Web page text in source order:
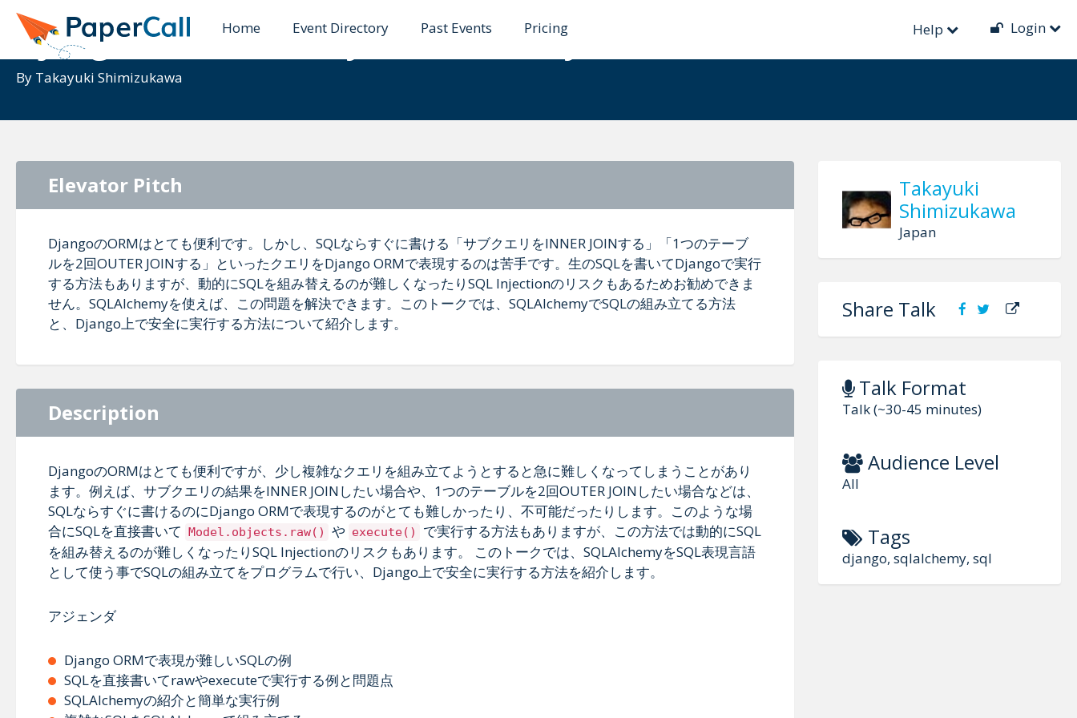
Home Event Directory Past Events Pricing Help Login
Django + SQLAlchemy: シンプルWay
By Takayuki Shimizukawa
Takayuki
Shimizukawa
Japan
Share Talk
Talk Format
Talk (~30-45 minutes)
Audience Level
All
Tags
django, sqlalchemy, sql
Elevator Pitch
DjangoのORMはとても便利です。しかし、SQLならすぐに書ける「サブクエリをINNER JOINする」「1つのテーブ
ルを2回OUTER JOINする」といったクエリをDjango ORMで表現するのは苦手です。生のSQLを書いてDjangoで実行
する方法もありますが、動的にSQLを組み替えるのが難しくなったりSQL Injectionのリスクもあるためお勧めできま
せん。SQLAlchemyを使えば、この問題を解決できます。このトークでは、SQLAlchemyでSQLの組み立てる方法
と、Django上で安全に実行する方法について紹介します。
Description
DjangoのORMはとても便利ですが、少し複雑なクエリを組み立てようとすると急に難しくなってしまうことがあり
ます。例えば、サブクエリの結果をINNER JOINしたい場合や、1つのテーブルを2回OUTER JOINしたい場合などは、
SQLならすぐに書けるのにDjango ORMで表現するのがとても難しかったり、不可能だったりします。このような場
合にSQLを直接書いて Model.objects.raw() や execute()
で実行する方法もありますが、この方法では動的にSQL
を組み替えるのが難しくなったりSQL Injectionのリスクもあります。 このトークでは、SQLAlchemyをSQL表現言語
として使う事でSQLの組み立てをプログラムで行い、Django上で安全に実行する方法を紹介します。
アジェンダ
Django ORMで表現が難しいSQLの例
SQLを直接書いてrawやexecuteで実行する例と問題点
SQLAlchemyの紹介と簡単な実行例